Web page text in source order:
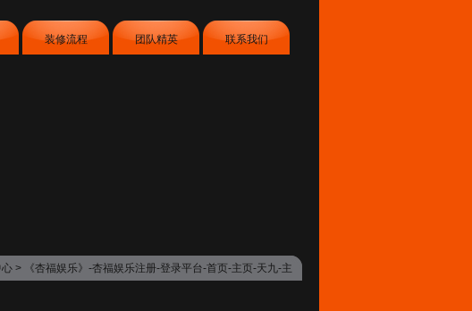
装修流程 团队精英 联系我们
心 > 《杏福娱乐》-杏福娱乐注册-登录平台-首页-主页-天九-主